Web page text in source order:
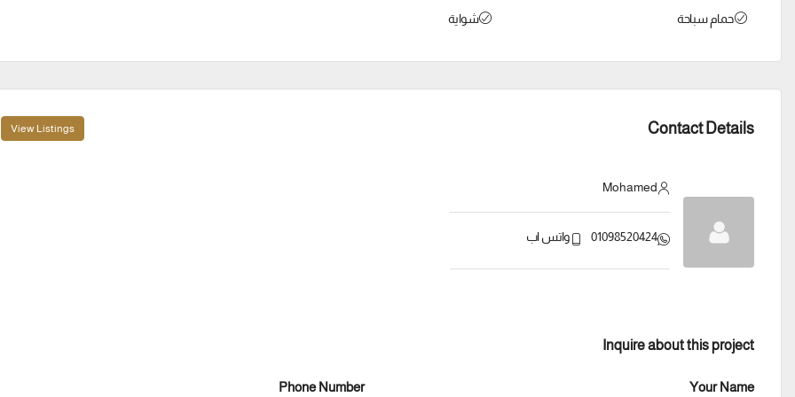
حمام سباحة شواية
Contact Details
View Listings
Mohamed
01098520424 واتس اب
Inquire about this project
Your Name
Phone Number